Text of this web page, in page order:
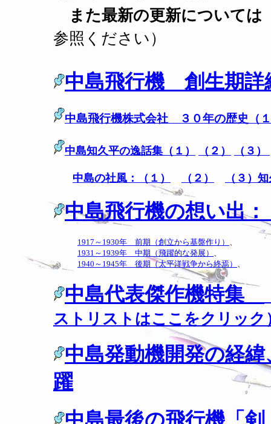
また最新の更新について
参照ください）
中島飛行機 創生期
中島飛行機株式会社 ３０年の歴史（
中島知久平の逸話集（１） （２） （３）
中島の社風：（１） （２） （３）
中島飛行機の想い
1917～1930年 前期（創立から基盤作り） 、
1931～1939年 中期（飛躍的な発展） 、
1940～1945年 後期（太平洋戦争から終焉） 、
中島代表傑作機特集
ストリストはここをクリック
中島発動機開発の経
躍